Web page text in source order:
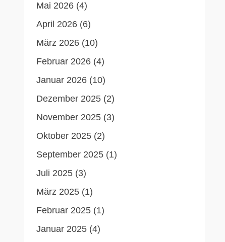
Mai 2026(4)
April 2026(6)
März 2026(10)
Februar 2026(4)
Januar 2026(10)
Dezember 2025(2)
November 2025(3)
Oktober 2025(2)
September 2025(1)
Juli 2025(3)
März 2025(1)
Februar 2025(1)
Januar 2025(4)